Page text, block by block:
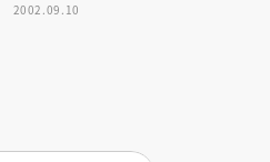
2002.09.10